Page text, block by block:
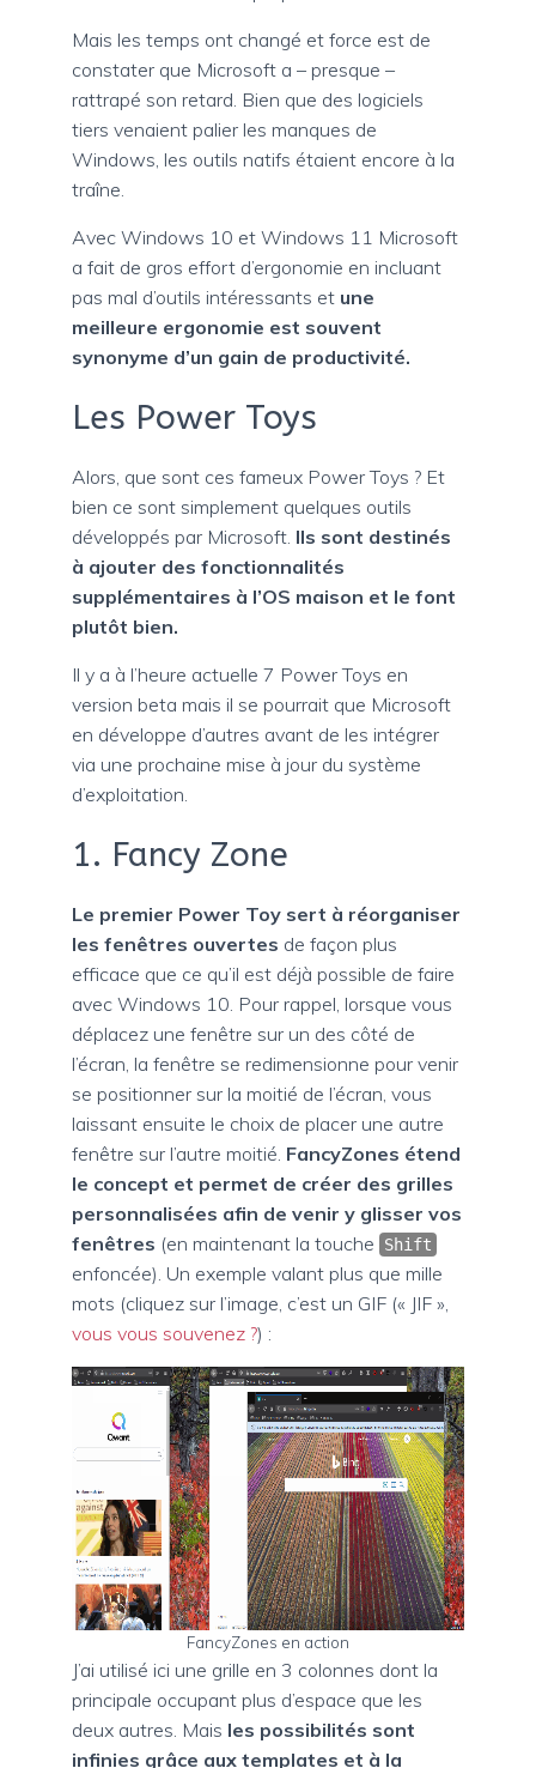
Mais les temps ont changé et force est de
constater que Microsoft a – presque –
rattrapé son retard. Bien que des logiciels
tiers venaient palier les manques de
Windows, les outils natifs étaient encore à la
traîne.
Avec Windows 10 et Windows 11 Microsoft
a fait de gros effort d’ergonomie en incluant
pas mal d’outils intéressants et une
meilleure ergonomie est souvent
synonyme d’un gain de productivité.
Les Power Toys
Alors, que sont ces fameux Power Toys ? Et
bien ce sont simplement quelques outils
développés par Microsoft. Ils sont destinés
à ajouter des fonctionnalités
supplémentaires à l’OS maison et le font
plutôt bien.
Il y a à l’heure actuelle 7 Power Toys en
version beta mais il se pourrait que Microsoft
en développe d’autres avant de les intégrer
via une prochaine mise à jour du système
d’exploitation.
1. Fancy Zone
Le premier Power Toy sert à réorganiser
les fenêtres ouvertes de façon plus
efficace que ce qu’il est déjà possible de faire
avec Windows 10. Pour rappel, lorsque vous
déplacez une fenêtre sur un des côté de
l’écran, la fenêtre se redimensionne pour venir
se positionner sur la moitié de l’écran, vous
laissant ensuite le choix de placer une autre
fenêtre sur l’autre moitié. FancyZones étend
le concept et permet de créer des grilles
personnalisées afin de venir y glisser vos
fenêtres (en maintenant la touche Shift
enfoncée). Un exemple valant plus que mille
mots (cliquez sur l’image, c’est un GIF (« JIF »,
vous vous souvenez ?) :
FancyZones en action
J’ai utilisé ici une grille en 3 colonnes dont la
principale occupant plus d’espace que les
deux autres. Mais les possibilités sont
infinies grâce aux templates et à la